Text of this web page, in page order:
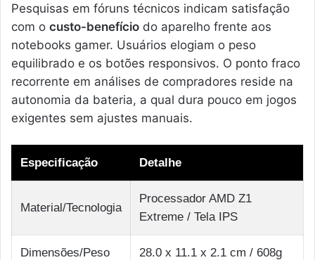
Pesquisas em fóruns técnicos indicam satisfação
com o custo-benefício do aparelho frente aos
notebooks gamer. Usuários elogiam o peso
equilibrado e os botões responsivos. O ponto fraco
recorrente em análises de compradores reside na
autonomia da bateria, a qual dura pouco em jogos
exigentes sem ajustes manuais.
Especificação Detalhe
Material/Tecnologia
Processador AMD Z1
Extreme / Tela IPS
Dimensões/Peso 28.0 x 11.1 x 2.1 cm / 608g